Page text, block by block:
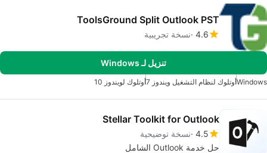
ToolsGround Split Outlook PST
4.6 نسخة تجريبية
تنزيل لـ Windows
Windowsأوتلوك لنظام التشغيل ويندوز 7 أوتلوك لويندوز 10
Stellar Toolkit for Outlook
4.5 نسخة توضيحية
حل خدمة Outlook الشامل